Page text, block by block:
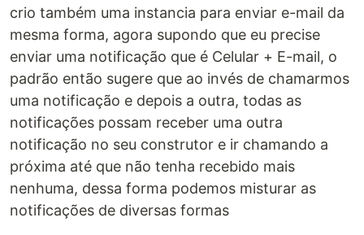
crio também uma instancia para enviar e-mail da
mesma forma, agora supondo que eu precise
enviar uma notificação que é Celular + E-mail, o
padrão então sugere que ao invés de chamarmos
uma notificação e depois a outra, todas as
notificações possam receber uma outra
notificação no seu construtor e ir chamando a
próxima até que não tenha recebido mais
nenhuma, dessa forma podemos misturar as
notificações de diversas formas